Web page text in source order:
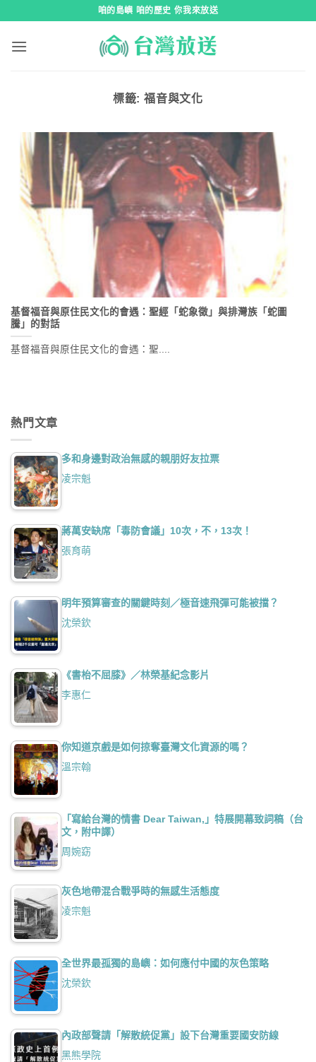
咱的島嶼 咱的歷史 你我來放送
標籤:福音與文化
基督福音與原住民文化的會遇：聖經「蛇象徵」與排灣族「蛇圖
騰」的對話
基督福音與原住民文化的會遇：聖....
熱門文章
多和身邊對政治無感的親朋好友拉票
凌宗魁
蔣萬安缺席「毒防會議」10次，不，13次！
張育萌
明年預算審查的關鍵時刻／極音速飛彈可能被擋？
沈榮欽
《書枱不屈膝》／林榮基紀念影片
李惠仁
你知道京戲是如何掠奪臺灣文化資源的嗎？
溫宗翰
「寫給台灣的情書 Dear Taiwan,」特展開幕致詞稿（台
文，附中譯）
周婉窈
灰色地帶混合戰爭時的無感生活態度
凌宗魁
全世界最孤獨的島嶼：如何應付中國的灰色策略
沈榮欽
內政部聲請「解散統促黨」設下台灣重要國安防線
黑熊學院